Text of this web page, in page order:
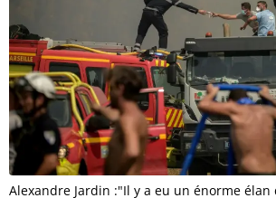
Alexandre Jardin :"Il y a eu un énorme élan